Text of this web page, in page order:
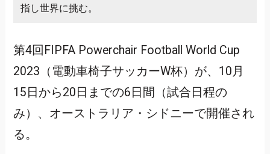
指し世界に挑む。
第4回FIPFA Powerchair Football World Cup
2023（電動車椅子サッカーW杯）が、10月
15日から20日までの6日間（試合日程の
み）、オーストラリア・シドニーで開催され
る。